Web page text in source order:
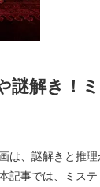
謎解き！
は、謎解きと推
記事では、ミス